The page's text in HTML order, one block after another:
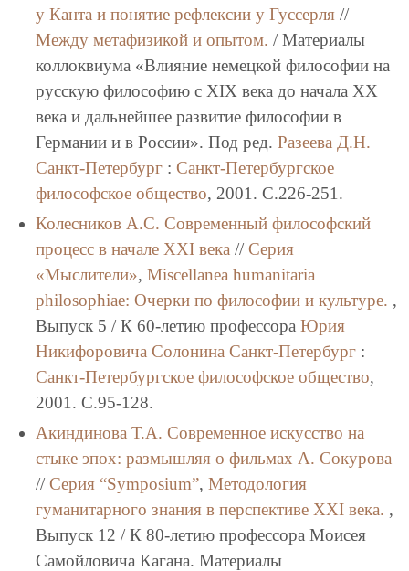
у Канта и понятие рефлексии у Гуссерля//
Между метафизикой и опытом. / Материалы
коллоквиума «Влияние немецкой философии на
русскую философию с XIX века до начала XX
века и дальнейшее развитие философии в
Германии и в России». Под ред. Разеева Д.Н.
Санкт-Петербург: Санкт-Петербургское
философское общество, 2001. C.226-251.
Колесников А.С. Современный философский
процесс в начале XXI века// Серия
«Мыслители», Miscellanea humanitaria
philosоphiae: Очерки по философии и культуре. ,
Выпуск 5 / К 60-летию профессора Юрия
Никифоровича Солонина Санкт-Петербург:
Санкт-Петербургское философское общество,
2001. C.95-128.
Акиндинова Т.А. Современное искусство на
стыке эпох: размышляя о фильмах А. Сокурова
// Серия “Symposium”, Методология
гуманитарного знания в перспективе XXI века. ,
Выпуск 12 / К 80-летию профессора Моисея
Самойловича Кагана. Материалы